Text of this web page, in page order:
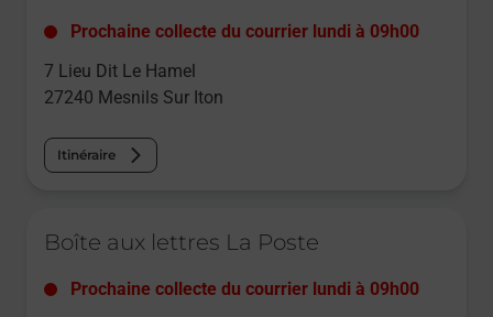
Prochaine collecte du courrier lundi à 09h00
7 Lieu Dit Le Hamel
27240 Mesnils Sur Iton
Itinéraire
Boîte aux lettres La Poste
Prochaine collecte du courrier lundi à 09h00